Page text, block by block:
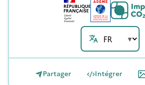
Partager Intégrer